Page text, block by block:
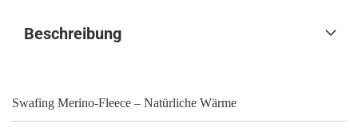
Beschreibung
Swafing Merino-Fleece – Natürliche Wärme